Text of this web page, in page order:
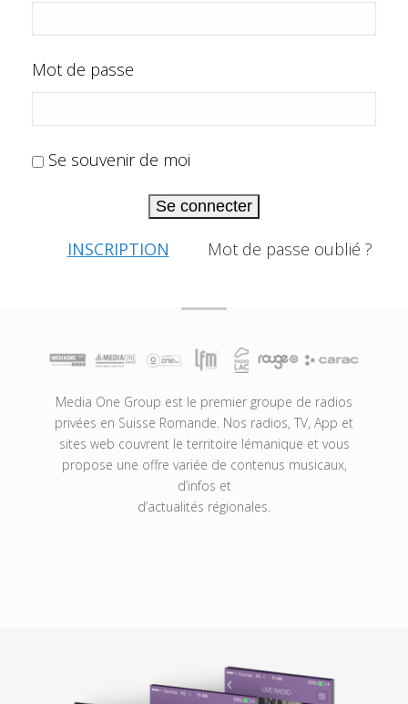
Mot de passe
Se souvenir de moi
Se connecter
INSCRIPTION Mot de passe oublié ?
Media One Group est le premier groupe de radios
privées en Suisse Romande. Nos radios, TV, App et
sites web couvrent le territoire lémanique et vous
propose une offre variée de contenus musicaux,
d’infos et
d’actualités régionales.